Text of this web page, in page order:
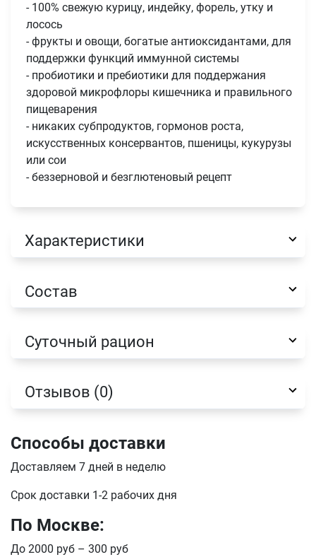
- 100% свежую курицу, индейку, форель, утку и
лосось
- фрукты и овощи, богатые антиоксидантами, для
поддержки функций иммунной системы
- пробиотики и пребиотики для поддержания
здоровой микрофлоры кишечника и правильного
пищеварения
- никаких субпродуктов, гормонов роста,
искусственных консервантов, пшеницы, кукурузы
или сои
- беззерновой и безглютеновый рецепт
Характеристики
Состав
Суточный рацион
Отзывов (0)
Способы доставки
Доставляем 7 дней в неделю
Срок доставки 1-2 рабочих дня
По Москве:
До 2000 руб – 300 руб
Продолжить покупки
Оформить заказ
Имя
Телефон
E-mail